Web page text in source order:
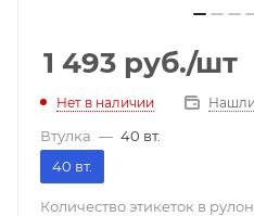
1 493 руб./шт
Нет в наличии
Втулка — 40 вт.
40 вт.
Количество этикеток в